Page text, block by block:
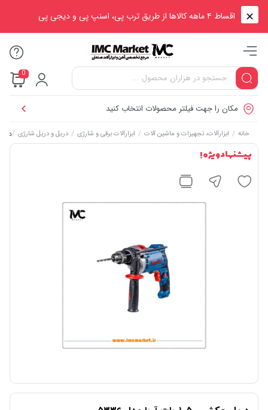
اقساط ۴ ماهه کالاها از طریق ترب پی، اسنپ پی و دیجی پی
0
مکان را جهت فیلتر محصولات انتخاب کنید
خانه / ابزارآلات، تجهیزات و ماشین آلات / ابزارآلات برقی و شارژی / دریل و دریل شارژی /دریل
پیشنهاد ویژه !